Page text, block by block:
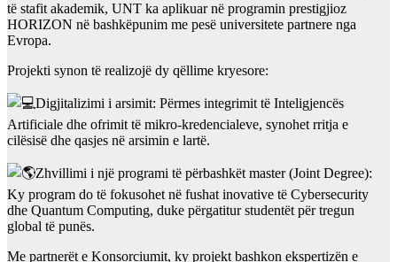
të stafit akademik, UNT ka aplikuar në programin prestigjioz
HORIZON në bashkëpunim me pesë universitete partnere nga
Evropa.
Projekti synon të realizojë dy qëllime kryesore:
Digjitalizimi i arsimit: Përmes integrimit të Inteligjencës
Artificiale dhe ofrimit të mikro-kredencialeve, synohet rritja e
cilësisë dhe qasjes në arsimin e lartë.
Zhvillimi i një programi të përbashkët master (Joint Degree):
Ky program do të fokusohet në fushat inovative të Cybersecurity
dhe Quantum Computing, duke përgatitur studentët për tregun
global të punës.
Me partnerët e Konsorciumit, ky projekt bashkon ekspertizën e